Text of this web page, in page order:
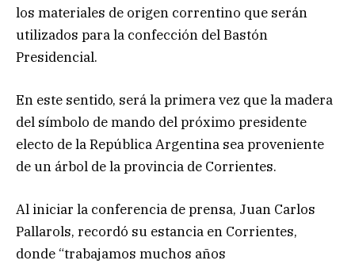
los materiales de origen correntino que serán
utilizados para la confección del Bastón
Presidencial.
En este sentido, será la primera vez que la madera
del símbolo de mando del próximo presidente
electo de la República Argentina sea proveniente
de un árbol de la provincia de Corrientes.
Al iniciar la conferencia de prensa, Juan Carlos
Pallarols, recordó su estancia en Corrientes,
donde “trabajamos muchos años